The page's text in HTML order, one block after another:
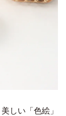
しい「色絵」